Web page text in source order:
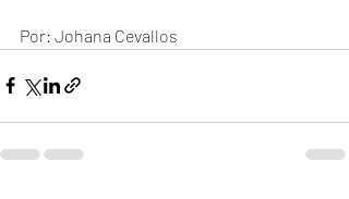
Por: Johana Cevallos